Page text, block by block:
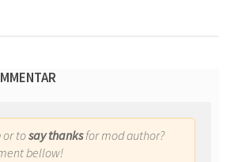
or tosay thanksfor mod author?
bellow!